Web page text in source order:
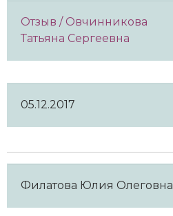
Отзыв / Овчинникова
Татьяна Сергеевна
05.12.2017
Филатова Юлия Олеговна